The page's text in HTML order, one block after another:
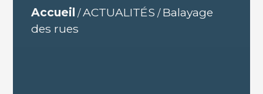
Accueil /ACTUALITÉS / Balayage
des rues